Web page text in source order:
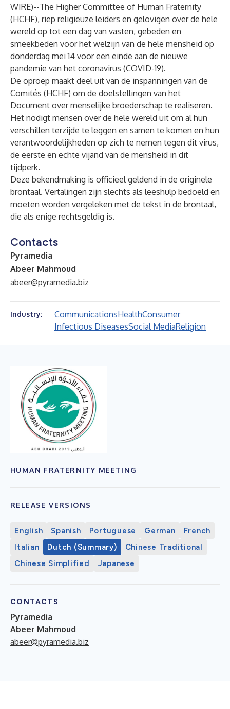
WIRE)--The Higher Committee of Human Fraternity
(HCHF), riep religieuze leiders en gelovigen over de hele
wereld op tot een dag van vasten, gebeden en
smeekbeden voor het welzijn van de hele mensheid op
donderdag mei 14 voor een einde aan de nieuwe
pandemie van het coronavirus (COVID-19).
De oproep maakt deel uit van de inspanningen van de
Comités (HCHF) om de doelstellingen van het
Document over menselijke broederschap te realiseren.
Het nodigt mensen over de hele wereld uit om al hun
verschillen terzijde te leggen en samen te komen en hun
verantwoordelijkheden op zich te nemen tegen dit virus,
de eerste en echte vijand van de mensheid in dit
tijdperk.
Deze bekendmaking is officieel geldend in de originele
brontaal. Vertalingen zijn slechts als leeshulp bedoeld en
moeten worden vergeleken met de tekst in de brontaal,
die als enige rechtsgeldig is.
Contacts
Pyramedia
Abeer Mahmoud
abeer@pyramedia.biz
Industry: CommunicationsHealthConsumer
Infectious DiseasesSocial MediaReligion
HUMAN FRATERNITY MEETING
RELEASE VERSIONS
English Spanish Portuguese German
French
Italian
Dutch (Summary)
Chinese Traditional
Chinese Simplified
Japanese
CONTACTS
Pyramedia
Abeer Mahmoud
abeer@pyramedia.biz